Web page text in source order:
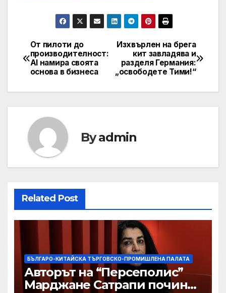
Post
navigation
Изхвърлен на брега
кит завладява и
разделя Германия:
„освободете Тими!“
От пилоти до
производителност:
AI намира своята
основа в бизнеса
Byadmin
Related Post
БЪЛГАРО-КИТАЙСКА ТЪРГОВСКО-ПРОМИШЛЕНА ПАЛАТА
Авторът на “Персеполис”
Марджане Сатрапи почина